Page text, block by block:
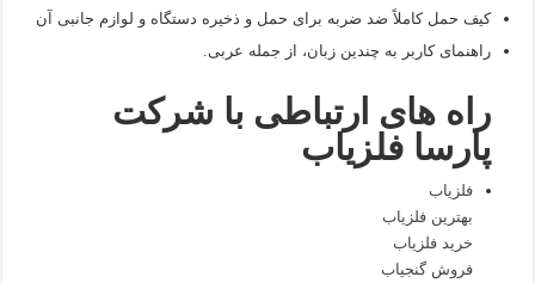
کیف حمل کاملاً ضد ضربه برای حمل و ذخیره دستگاه و لوازم جانبی آن
راهنمای کاربر به چندین زبان، از جمله عربی.
راه های ارتباطی با شرکت
پارسا فلزیاب
فلزیاب
بهترین فلزیاب
خرید فلزیاب
فروش گنجیاب